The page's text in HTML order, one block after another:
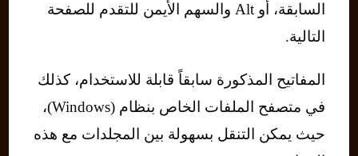
السابقة، أو Alt والسهم الأيمن للتقدم للصفحة
التالية.
المفاتيح المذكورة سابقاً قابلة للاستخدام، كذلك
في متصفح الملفات الخاص بنظام (Windows)،
حيث يمكن التنقل بسهولة بين المجلدات مع هذه